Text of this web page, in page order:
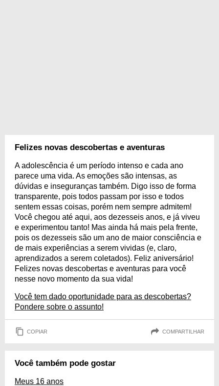
Felizes novas descobertas e aventuras
A adolescência é um período intenso e cada ano
parece uma vida. As emoções são intensas, as
dúvidas e inseguranças também. Digo isso de forma
transparente, pois todos passam por isso e todos
sentem essas coisas, porém nem sempre admitem!
Você chegou até aqui, aos dezesseis anos, e já viveu
e experimentou tanto! Mas ainda há mais pela frente,
pois os dezesseis são um ano de maior consciência e
de mais experiências a serem vividas (e, claro,
aprendizados a serem coletados). Feliz aniversário!
Felizes novas descobertas e aventuras para você
nesse novo momento da sua vida!
Você tem dado oportunidade para as descobertas?
Pondere sobre o assunto!
COPIAR COMPARTILHAR
Você também pode gostar
Meus 16 anos